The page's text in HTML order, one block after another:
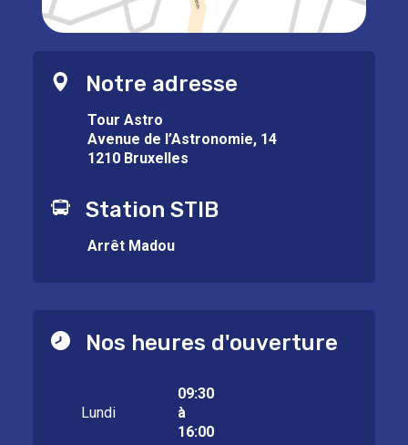
Notre adresse
Tour Astro
Avenue de l’Astronomie, 14
1210 Bruxelles
Station STIB
Arrêt Madou
Nos heures d'ouverture
Lundi
09:30
à
16:00